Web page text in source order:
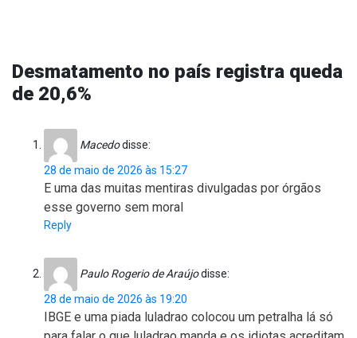
Desmatamento no país registra queda
de 20,6%
Macedodisse:
28 de maio de 2026 às 15:27
E uma das muitas mentiras divulgadas por órgãos
esse governo sem moral
Reply
Paulo Rogerio de Araújodisse:
28 de maio de 2026 às 19:20
IBGE e uma piada luladrao colocou um petralha lá só